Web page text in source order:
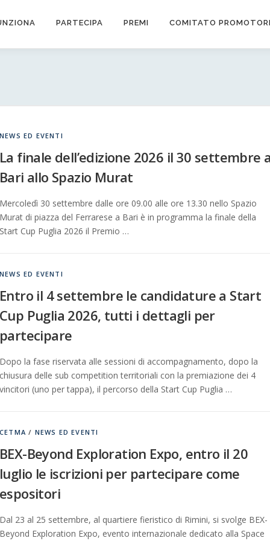
PARTECIPA PREMI COMITATO
NEWS ED EVENTI
La finale dell’edizione 2026 il 30 settembre
Bari allo Spazio Murat
Mercoledì 30 settembre dalle ore 09.00 alle ore 13.30 nello Spazio
Murat di piazza del Ferrarese a Bari è in programma la finale della
Start Cup Puglia 2026 il Premio …
NEWS ED EVENTI
Entro il 4 settembre le candidature a Start
Cup Puglia 2026, tutti i dettagli per
partecipare
Dopo la fase riservata alle sessioni di accompagnamento, dopo la
chiusura delle sub competition territoriali con la premiazione dei 4
vincitori (uno per tappa), il percorso della Start Cup Puglia …
CETMA / NEWS ED EVENTI
BEX-Beyond Exploration Expo, entro il 20
luglio le iscrizioni per partecipare come
espositori
Dal 23 al 25 settembre, al quartiere fieristico di Rimini, si svolge BEX-
Beyond Exploration Expo, evento internazionale dedicato alla Space